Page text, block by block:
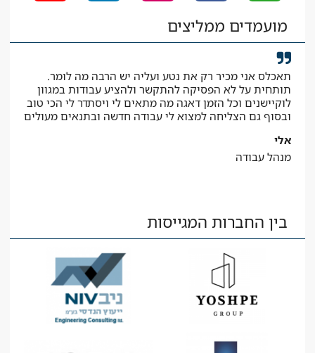
מועמדים ממליצים
תאכלס אני מכיר רק את נטע ועליה יש הרבה מה לומר.
תותחית על לא הפסיקה להתקשר ולהציע עבודות במגוון
לוקיישנים וכל הזמן דאגה מה מתאים לי ויסתדר לי הכי טוב
ובסוף גם הצליחה למצוא לי עבודה חדשה ובתנאים מעולים
אלי
מנהל עבודה
בין החברות המגייסות